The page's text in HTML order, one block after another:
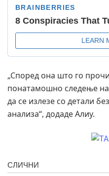
„Според она што го
понатамошно следење
да се излезе со детали
анализа“, додаде Алиу.